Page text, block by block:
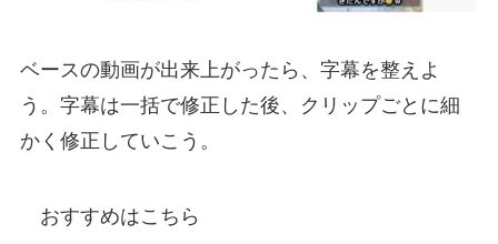
ベースの動画が出来上がったら、字幕を整えよ
う。字幕は一括で修正した後、クリップごとに細
かく修正していこう。
おすすめはこちら